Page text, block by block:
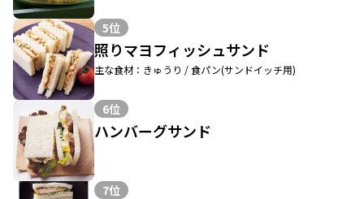
5位
照りマヨフィッシュサンド
主な食材：きゅうり / 食パン(サンドイッチ用)
6位
ハンバーグサンド
7位